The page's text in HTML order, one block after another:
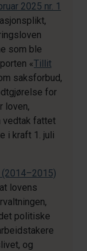
2025 nr. 1
som ble
«Tillit
saksforbud,
for
loven,
vedtak fattet
i kraft 1. juli
(2014–2015)
lovens
politiske
og